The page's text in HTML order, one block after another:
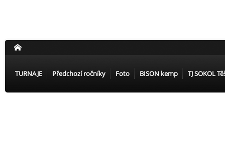
TURNAJE Předchozí ročníky Foto BISON kemp TJ SOKOL